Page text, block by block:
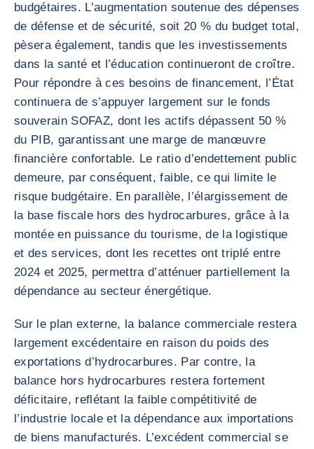
budgétaires. L’augmentation soutenue des dépenses
de défense et de sécurité, soit 20 % du budget total,
pèsera également, tandis que les investissements
dans la santé et l’éducation continueront de croître.
Pour répondre à ces besoins de financement, l’État
continuera de s’appuyer largement sur le fonds
souverain SOFAZ, dont les actifs dépassent 50 %
du PIB, garantissant une marge de manœuvre
financière confortable. Le ratio d’endettement public
demeure, par conséquent, faible, ce qui limite le
risque budgétaire. En parallèle, l’élargissement de
la base fiscale hors des hydrocarbures, grâce à la
montée en puissance du tourisme, de la logistique
et des services, dont les recettes ont triplé entre
2024 et 2025, permettra d’atténuer partiellement la
dépendance au secteur énergétique.
Sur le plan externe, la balance commerciale restera
largement excédentaire en raison du poids des
exportations d’hydrocarbures. Par contre, la
balance hors hydrocarbures restera fortement
déficitaire, reflétant la faible compétitivité de
l’industrie locale et la dépendance aux importations
de biens manufacturés. L’excédent commercial se